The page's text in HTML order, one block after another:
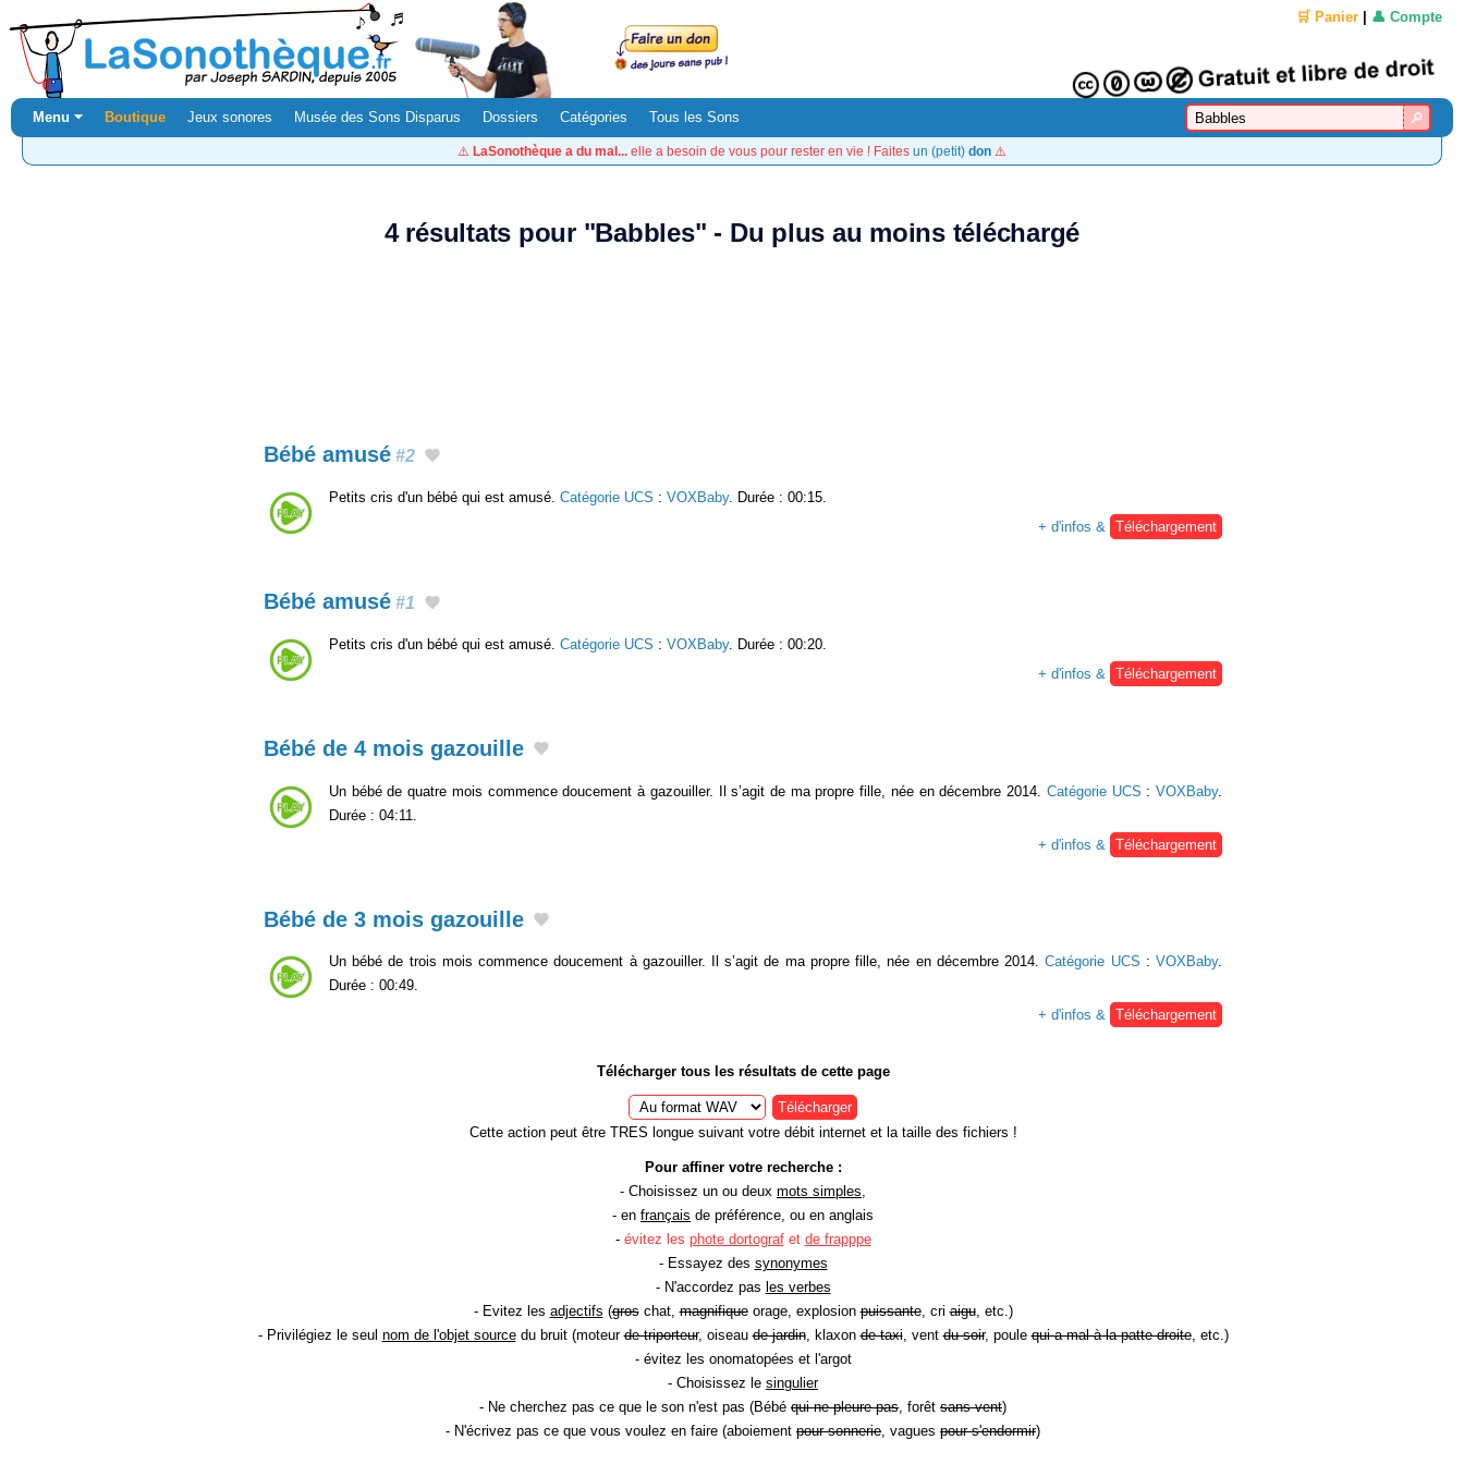
🛒 Panier 👤 Compte
Menu ⏷ Boutique Jeux sonores Musée des Sons Disparus Dossiers Catégories Tous les Sons
⚠️ LaSonothèque a du mal... elle a besoin de vous pour rester en vie ! Faites un (petit) don ⚠️
4 résultats pour "Babbles" - Du plus au moins téléchargé
Bébé amusé #2
Petits cris d'un bébé qui est amusé. Catégorie UCS : VOXBaby. Durée : 00:15.
+ d'infos &
Téléchargement
Bébé amusé #1
Petits cris d'un bébé qui est amusé. Catégorie UCS : VOXBaby. Durée : 00:20.
+ d'infos &
Téléchargement
Bébé de 4 mois gazouille
Un bébé de quatre mois commence doucement à gazouiller. Il s’agit de ma propre fille, née en décembre 2014. Catégorie UCS :VOXBaby.
Durée : 04:11.
+ d'infos &
Téléchargement
Bébé de 3 mois gazouille
Un bébé de trois mois commence doucement à gazouiller. Il s’agit de ma propre fille, née en décembre 2014.Catégorie UCS :VOXBaby.
Durée : 00:49.
+ d'infos & Téléchargement
Télécharger tous les résultats de cette page
Télécharger
Cette action peut être TRES longue suivant votre débit internet et la taille des fichiers !
Pour affiner votre recherche :
- Choisissez un ou deux mots simples,
- en français de préférence, ou en anglais
- évitez les phote dortografet de frapppe
- Essayez des synonymes
- N'accordez pas les verbes
- Evitez les adjectifs (groschat,magnifiqueorage, explosionpuissante, criaigu, etc.)
- Privilégiez le seul nom de l'objet sourcedu bruit (moteurde triporteur, oiseaude jardin, klaxonde taxi, ventdu soir, poulequi a mal à la patte droite, etc.)
- évitez les onomatopées et l'argot
- Choisissez le singulier
- Ne cherchez pas ce que le son n'est pas (Bébé qui ne pleure pas, forêt sans vent)
- N'écrivez pas ce que vous voulez en faire (aboiement pour sonnerie, vagues pour s'endormir)